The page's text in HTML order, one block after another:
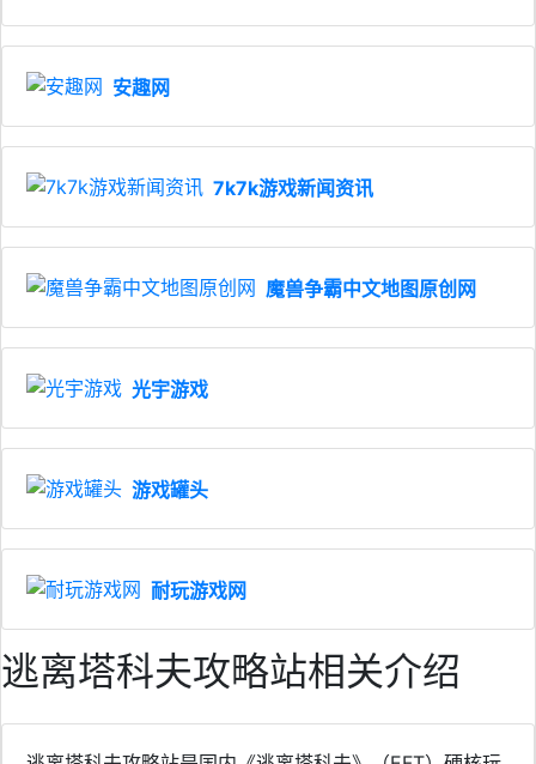
安趣网
7k7k游戏新闻资讯
魔兽争霸中文地图原创网
光宇游戏
游戏罐头
耐玩游戏网
逃离塔科夫攻略站相关介绍